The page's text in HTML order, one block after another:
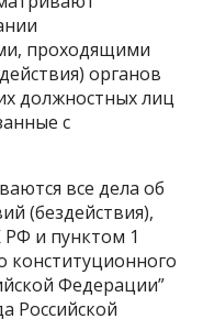
проходящими
органов
должностных лиц
с
все дела об
(бездействия),
РФ и пунктом 1
конституционного
Федерации”
Российской